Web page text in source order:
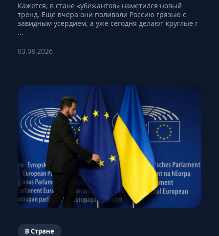
Кажется, в стане «убежантов» наметился новый
тренд. Ещё вчера они поливали Россию грязью с
завидным усердием, а уже сегодня делают круглые г
...
03.08.2026
В Стране